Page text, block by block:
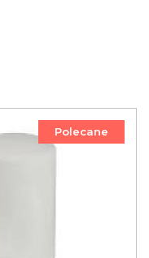
Polecane